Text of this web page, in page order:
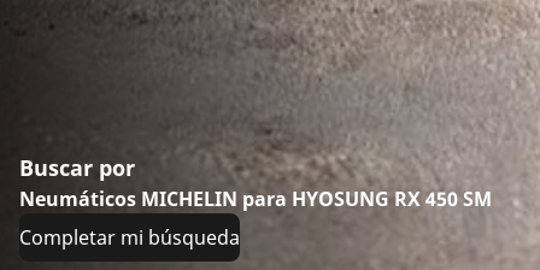
Buscar por
Neumáticos MICHELIN para HYOSUNG RX 450 SM
Completar mi búsqueda